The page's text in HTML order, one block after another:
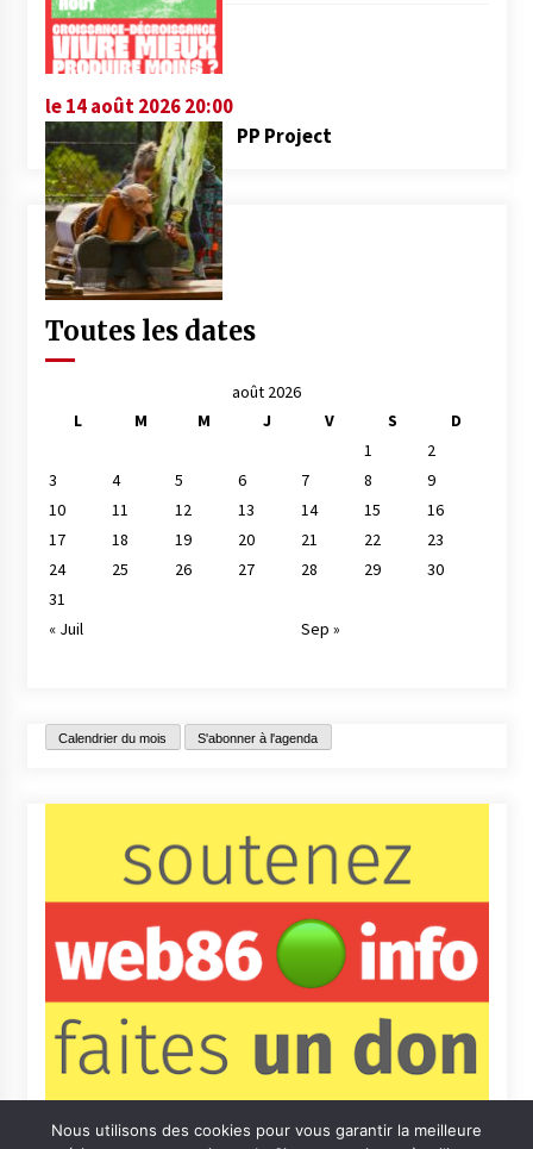
le 14 août 2026 20:00
PP Project
Toutes les dates
août 2026
L
M M J V S
D
1
2
3
4 5 6 7 8
9
10
11 12 13 14 15
16
17
18 19 20 21 22
23
24
25 26 27 28 29
30
31
« Juil
Sep »
Calendrier du mois S'abonner à l'agenda
Nous utilisons des cookies pour vous garantir la meilleure